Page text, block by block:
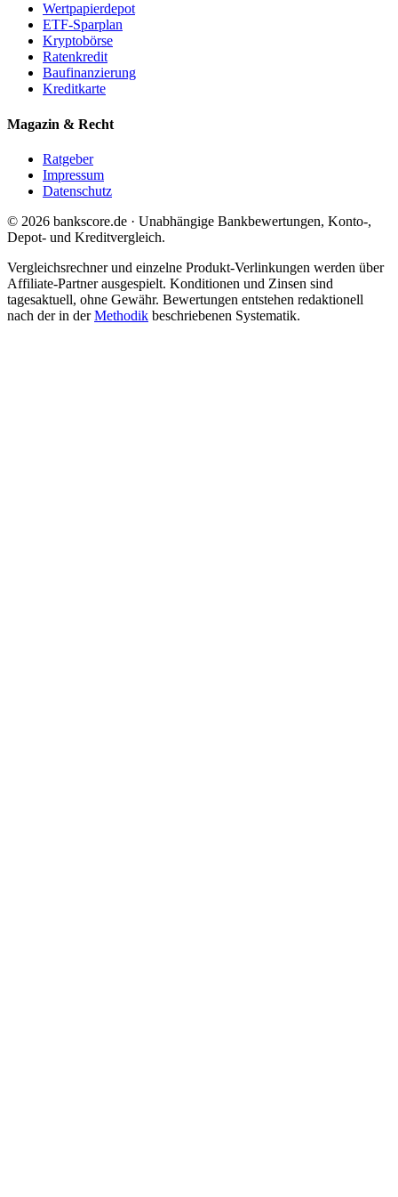
Wertpapierdepot
ETF-Sparplan
Kryptobörse
Ratenkredit
Baufinanzierung
Kreditkarte
Magazin & Recht
Ratgeber
Impressum
Datenschutz
© 2026 bankscore.de · Unabhängige Bankbewertungen, Konto-,
Depot- und Kreditvergleich.
Vergleichsrechner und einzelne Produkt-Verlinkungen werden über
Affiliate-Partner ausgespielt. Konditionen und Zinsen sind
tagesaktuell, ohne Gewähr. Bewertungen entstehen redaktionell
nach der in derMethodik beschriebenen Systematik.